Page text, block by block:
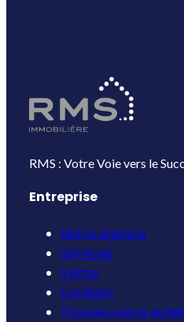
RMS : Votre Voie vers le
Entreprise
Notre agence
Services
Vente
Location
Trouvez votre